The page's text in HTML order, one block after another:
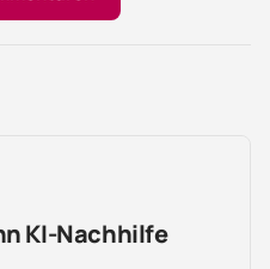
KI-Nachhilfe